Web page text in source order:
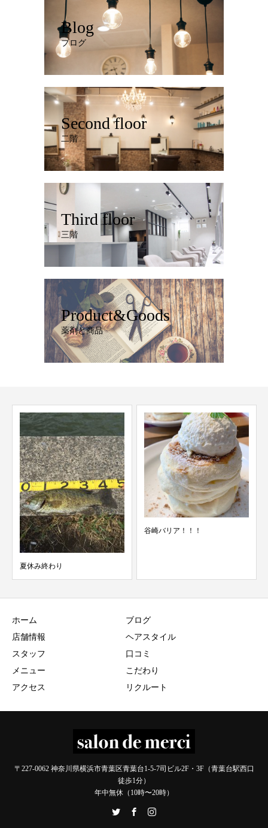
Blog
ブログ
Second floor
二階
Third floor
三階
Product&Goods
薬剤と商品
谷崎バリア！！！
11/16 スタッフ検温結果 merci青
ホーム
店舗情報
スタッフ
メニュー
アクセス
ブログ
ヘアスタイル
口コミ
こだわり
リクルート
〒227-0062 神奈川県横浜市青葉区青葉台1-5-7司ビル2F・3F（青葉台駅西口
徒歩1分）
年中無休（10時〜20時）